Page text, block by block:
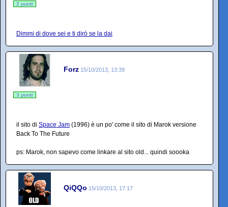
2 punti
Dimmi di dove sei e ti dirò se la dai
Forz 15/10/2013, 13:39
3 punti
il sito di Space Jam (1996) è un po' come il sito di Marok versione
Back To The Future
ps: Marok, non sapevo come linkare al sito old... quindi soooka
QiQQo 15/10/2013, 17:17